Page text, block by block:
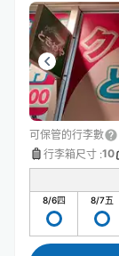
可保管的行李數
行李箱尺寸 :10
8/6四 8/7五